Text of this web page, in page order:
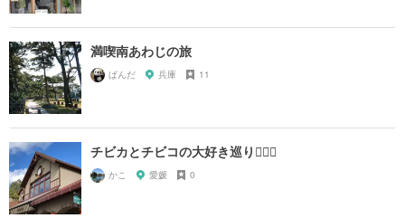
満喫南あわじの旅
ぱんだ 兵庫 11
チビカとチビコの大好き巡り🧚🏻‍♀️
かこ 愛媛 0